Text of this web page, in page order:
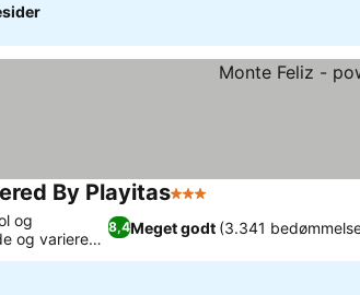
By Playitas3 Stjerner
8,4Meget godt (3.341
og
og varierede